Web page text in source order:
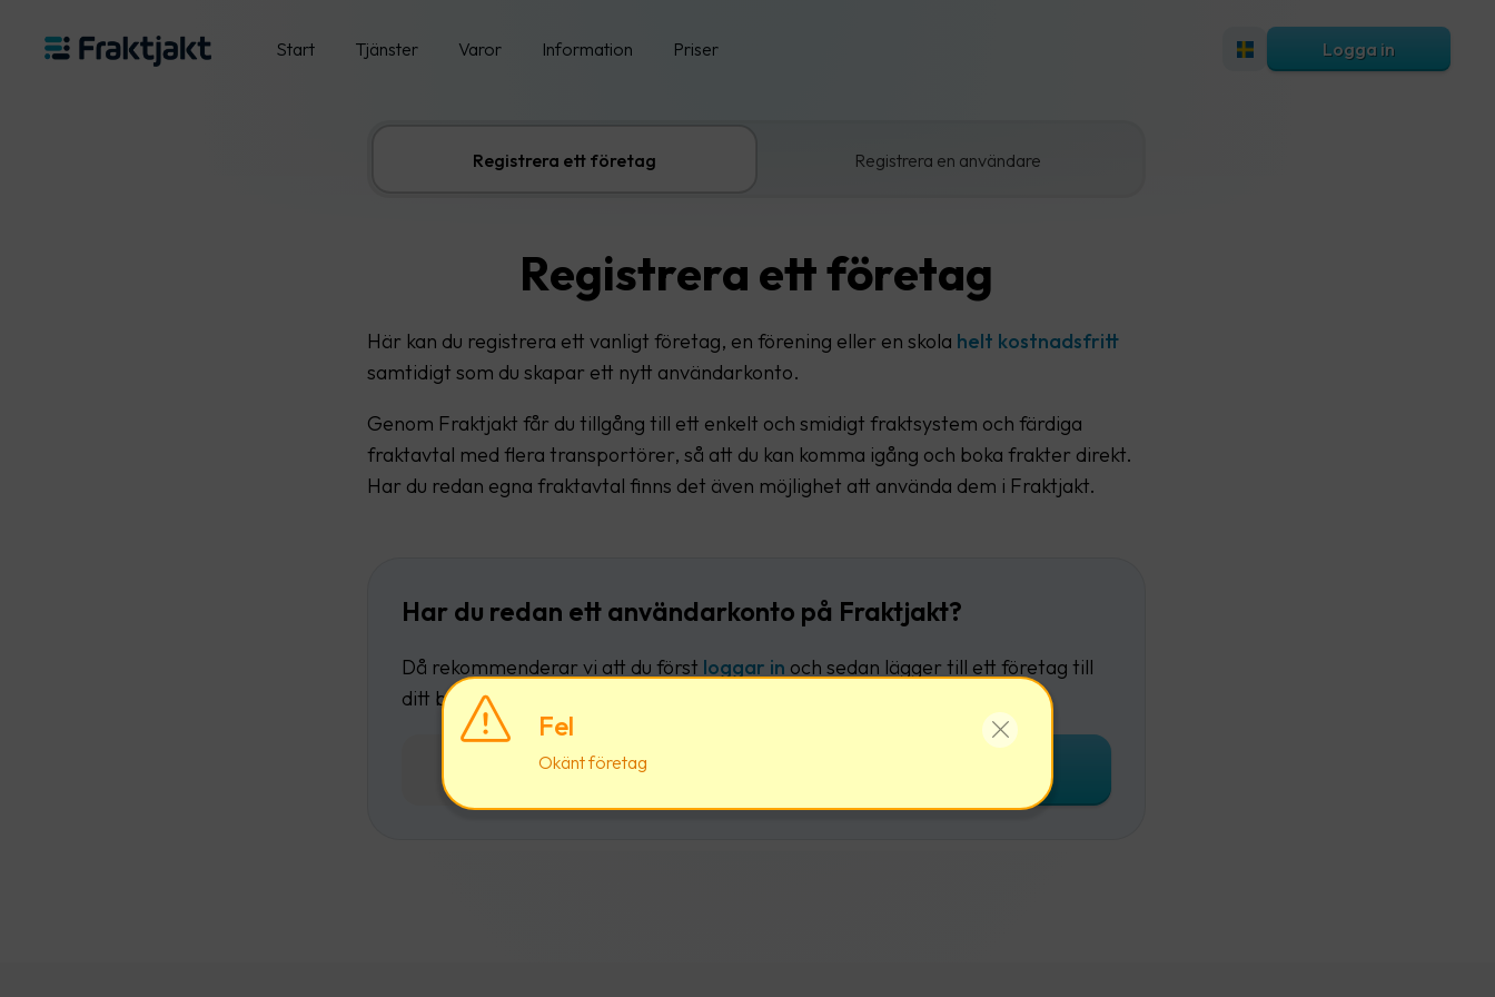
Start Tjänster Varor Information Priser Logga in
Fel
Okänt företag
Registrera ett företag Registrera en användare
Registrera ett företag
Här kan du registrera ett vanligt företag, en förening eller en skola helt kostnadsfritt
samtidigt som du skapar ett nytt användarkonto.
Genom Fraktjakt får du tillgång till ett enkelt och smidigt fraktsystem och färdiga
fraktavtal med flera transportörer, så att du kan komma igång och boka frakter direkt.
Har du redan egna fraktavtal finns det även möjlighet att använda dem i Fraktjakt.
Har du redan ett användarkonto på Fraktjakt?
Då rekommenderar vi att du först loggar in och sedan lägger till ett företag till
ditt befintliga användarkonto.
Logga in